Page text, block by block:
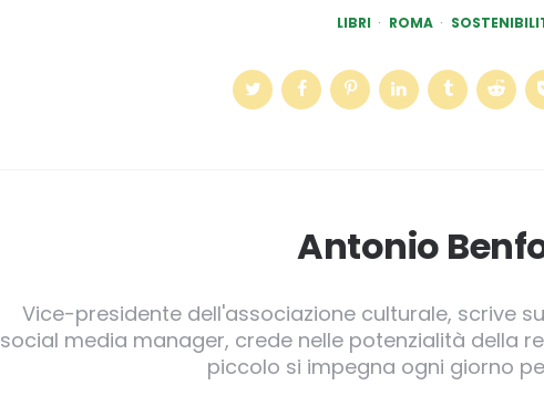
LIBRI ROMA
Antonio
Vice-presidente dell'associazione culturale, scrive
social media manager, crede nelle potenzialità della
piccolo si impegna ogni giorno